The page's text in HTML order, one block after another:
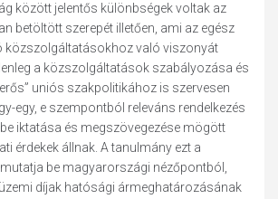
között jelentős különbségek voltak az
betöltött szerepét illetően, ami az egész
közszolgáltatásokhoz való viszonyát
a közszolgáltatások szabályozása és
uniós szakpolitikához is szervesen
egy, e szempontból releváns rendelkezés
iktatása és megszövegezése mögött
érdekek állnak. A tanulmány ezt a
be magyarországi nézőpontból,
díjak hatósági ármeghatározásának